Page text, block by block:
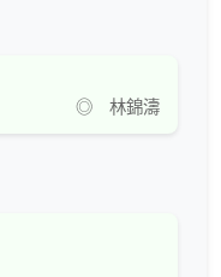
◎ 林錦濤